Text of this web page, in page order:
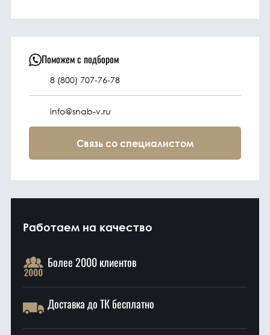
Под заказ
Поможем с подбором
8 (800) 707-76-78
info@snab-v.ru
Связь со специалистом
Работаем на качество
Более 2000 клиентов
Доставка до ТК бесплатно